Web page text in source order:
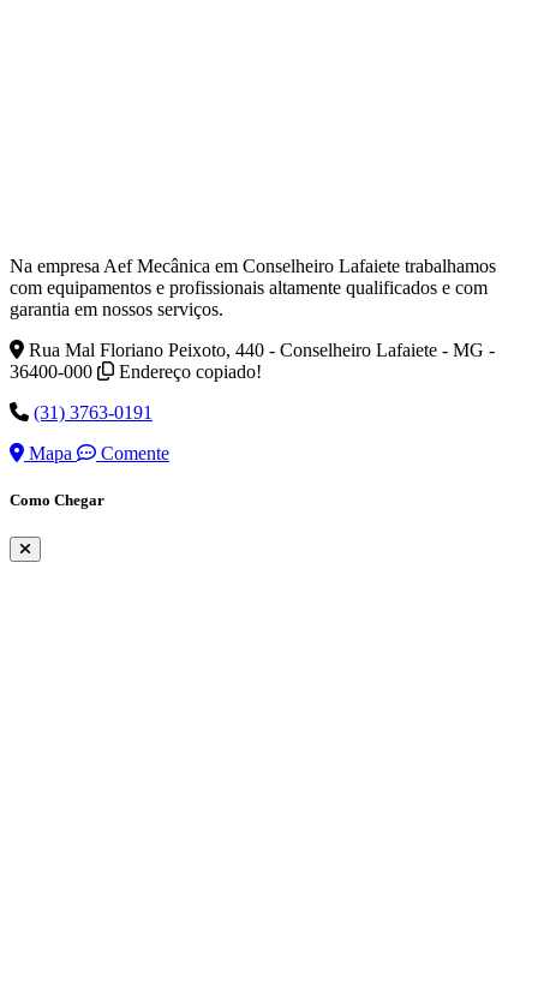
Na empresa Aef Mecânica em Conselheiro Lafaiete trabalhamos
com equipamentos e profissionais altamente qualificados e com
garantia em nossos serviços.
Rua Mal Floriano Peixoto, 440 - Conselheiro Lafaiete - MG -
36400-000
Endereço copiado!
(31) 3763-0191
Mapa
Comente
Como Chegar